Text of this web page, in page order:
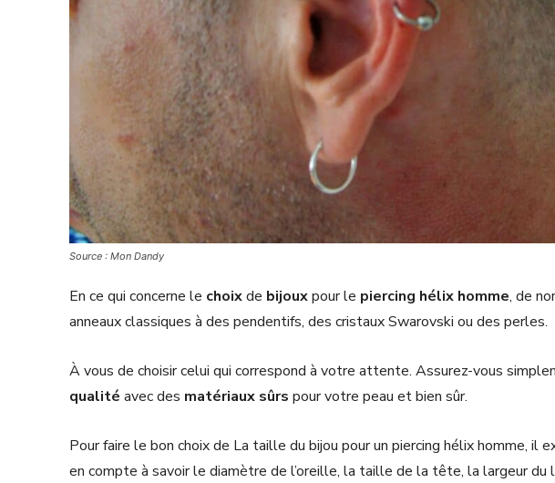
Source : Mon Dandy
En ce qui concerne le choixde bijouxpour le piercing hélix homme, de
anneaux classiques à des pendentifs, des cristaux Swarovski ou des perles.
À vous de choisir celui qui correspond à votre attente. Assurez-vous
qualité avec des matériaux sûrs pour votre peau et bien sûr.
Pour faire le bon choix de La taille du bijou pour un piercing hélix homme, il
en compte à savoir le diamètre de l’oreille, la taille de la tête, la largeur